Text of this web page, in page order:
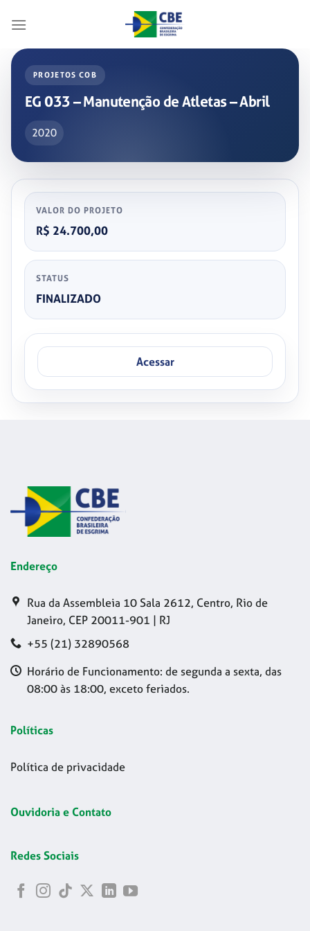
PROJETOS COB
EG 033 – Manutenção de Atletas – Abril
2020
VALOR DO PROJETO
R$ 24.700,00
STATUS
FINALIZADO
Acessar
Endereço
Rua da Assembleia 10 Sala 2612, Centro, Rio de
Janeiro, CEP 20011-901 | RJ
+55 (21) 32890568
Horário de Funcionamento: de segunda a sexta, das
08:00 às 18:00, exceto feriados.
Políticas
Política de privacidade
Ouvidoria e Contato
Redes Sociais